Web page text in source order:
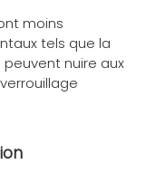
moins
tels que la
nuire aux